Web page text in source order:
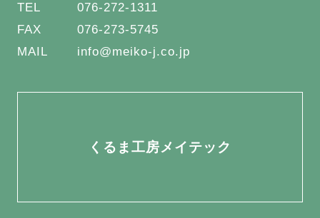
TEL
076-272-1311
FAX
076-273-5745
MAIL
info@meiko-j.co.jp
くるま工房メイテック